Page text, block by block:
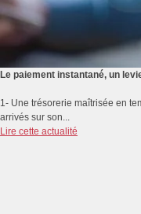
Le paiement instantané, un
1- Une trésorerie maîtrisée en
arrivés sur son...
Lire cette actualité